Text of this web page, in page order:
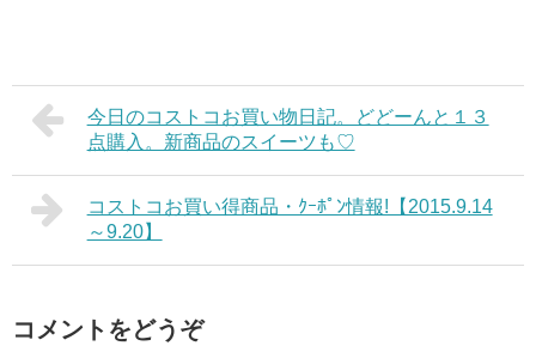
今日のコストコお買い物日記。どどーんと１３
点購入。新商品のスイーツも♡
コストコお買い得商品・ｸｰﾎﾟﾝ情報!【2015.9.14
～9.20】
コメントをどうぞ